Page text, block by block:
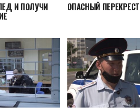
И ПОЛУЧИ ОПАСНЫЙ